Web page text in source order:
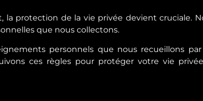
protection de la vie privée devient cruciale.
que nous collectons.
personnels que nous recueillons
ces règles pour protéger votre vie